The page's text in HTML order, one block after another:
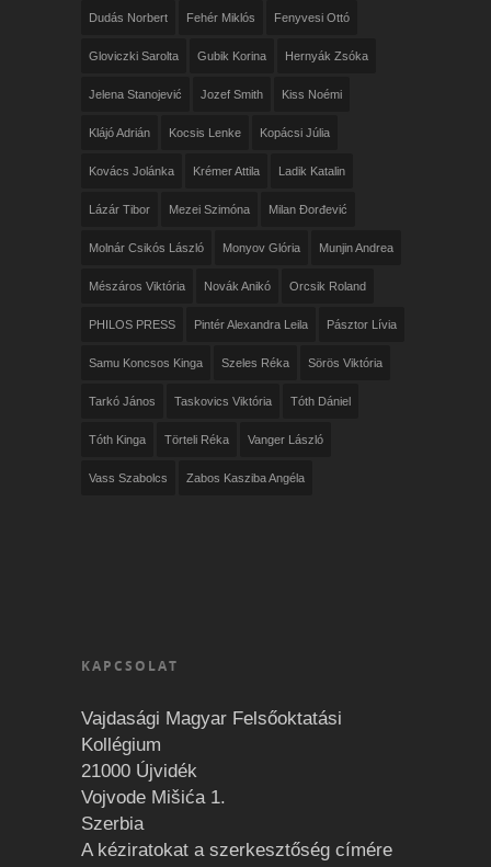
Dudás Norbert Fehér Miklós Fenyvesi Ottó
Gloviczki Sarolta Gubik Korina Hernyák Zsóka
Jelena Stanojević Jozef Smith Kiss Noémi
Klájó Adrián Kocsis Lenke Kopácsi Júlia
Kovács Jolánka Krémer Attila Ladik Katalin
Lázár Tibor Mezei Szimóna Milan Đorđević
Molnár Csikós László Monyov Glória Munjin Andrea
Mészáros Viktória Novák Anikó Orcsik Roland
PHILOS PRESS Pintér Alexandra Leila Pásztor Lívia
Samu Koncsos Kinga Szeles Réka Sörös Viktória
Tarkó János Taskovics Viktória Tóth Dániel
Tóth Kinga Törteli Réka Vanger László
Vass Szabolcs Zabos Kasziba Angéla
KAPCSOLAT
Vajdasági Magyar Felsőoktatási
Kollégium
21000 Újvidék
Vojvode Mišića 1.
Szerbia
A kéziratokat a szerkesztőség címére